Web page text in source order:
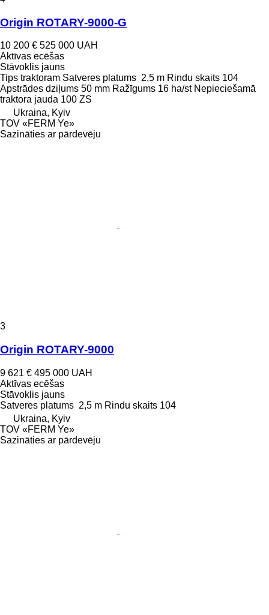
Origin ROTARY-9000-G
10 200 € 525 000 UAH
Aktīvas ecēšas
Stāvoklis jauns
Tips traktoram Satveres platums 2,5 m Rindu skaits 104
Apstrādes dziļums 50 mm Ražīgums 16 ha/st Nepieciešamā
traktora jauda 100 ZS
Ukraina, Kyiv
TOV «FERM Ye»
Sazināties ar pārdevēju
3
Origin ROTARY-9000
9 621 € 495 000 UAH
Aktīvas ecēšas
Stāvoklis jauns
Satveres platums 2,5 m Rindu skaits 104
Ukraina, Kyiv
TOV «FERM Ye»
Sazināties ar pārdevēju